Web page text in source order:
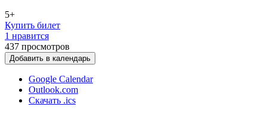
5+
Купить билет
1 нравится
437 просмотров
Добавить в календарь
Google Calendar
Outlook.com
Скачать .ics